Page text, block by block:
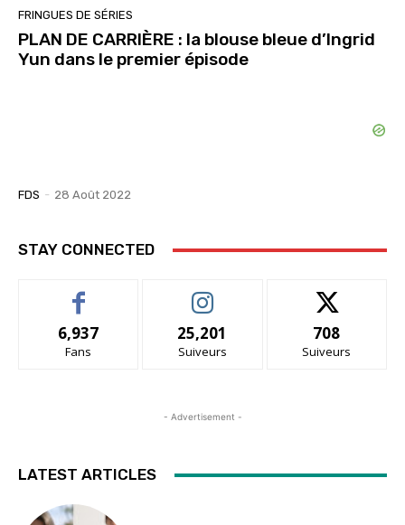
FRINGUES DE SÉRIES
PLAN DE CARRIÈRE : la blouse bleue d’Ingrid
Yun dans le premier épisode
FDS - 28 Août 2022
STAY CONNECTED
6,937
Fans
25,201
Suiveurs
708
Suiveurs
- Advertisement -
LATEST ARTICLES